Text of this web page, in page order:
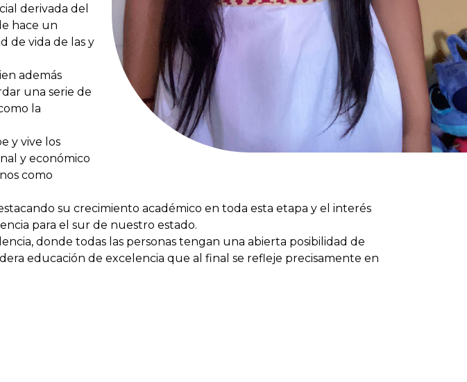
derivada del
hace un
de vida de las y
además
una serie de
la
y vive los
y económico
como
su crecimiento académico en toda esta etapa y el interés
para el sur de nuestro estado.
donde todas las personas tengan una abierta posibilidad de
educación de excelencia que al final se refleje precisamente en